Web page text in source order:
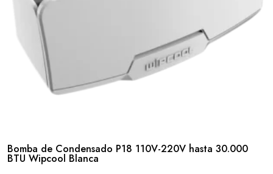
Bomba de Condensado P18 110V-220V hasta 30.000
BTU Wipcool Blanca